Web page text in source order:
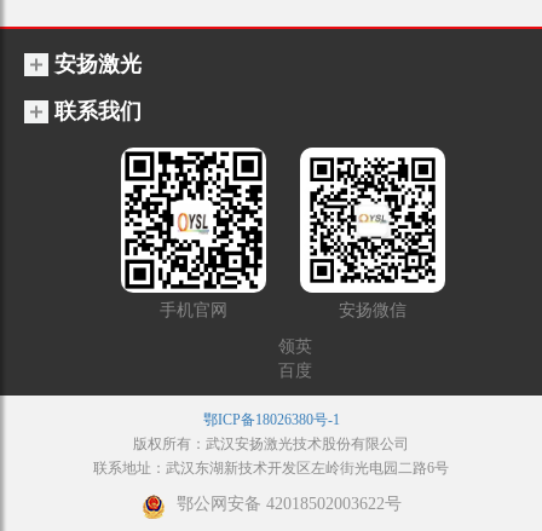
安扬激光
联系我们
手机官网
安扬微信
领英
百度
鄂ICP备18026380号-1
版权所有：武汉安扬激光技术股份有限公司
联系地址：武汉东湖新技术开发区左岭街光电园二路6号
鄂公网安备 42018502003622号